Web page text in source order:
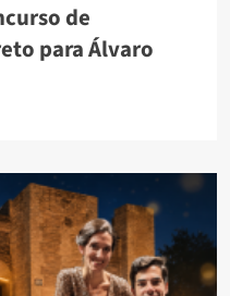
de
para Álvaro